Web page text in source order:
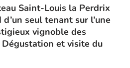
Saint-Louis la Perdrix
seul tenant sur l’une
vignoble des
Dégustation et visite du